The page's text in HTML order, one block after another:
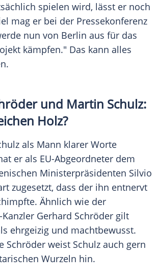
spielen wird, lässt er noch
mag er bei der Pressekonferenz
nun von Berlin aus für das
kämpfen." Das kann alles
und Martin Schulz:
Holz?
als Mann klarer Worte
er als EU-Abgeordneter dem
Ministerpräsidenten Silvio
zugesetzt, dass der ihn entnervt
Ähnlich wie der
Kanzler Gerhard Schröder gilt
ehrgeizig und machtbewusst.
Schröder weist Schulz auch gern
Wurzeln hin.